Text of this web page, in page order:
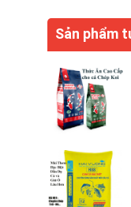
Sản phẩm